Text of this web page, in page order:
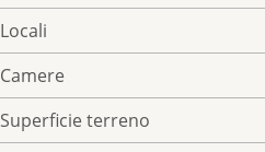
Locali
Camere
Superficie terreno